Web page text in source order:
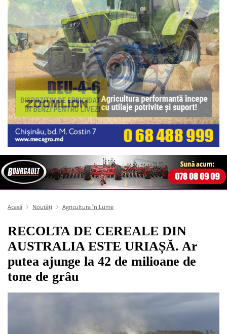
Acasă Noutăți Agricultura în Lume
RECOLTA DE CEREALE DIN
AUSTRALIA ESTE URIAȘĂ. Ar
putea ajunge la 42 de milioane de
tone de grâu